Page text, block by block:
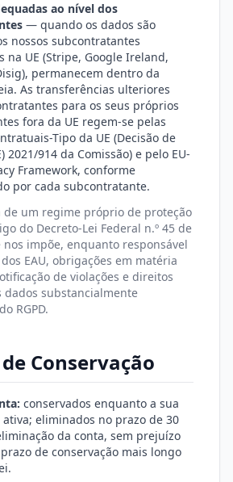
ao nível dos
— quando os dados são
nossos subcontratantes
na UE (Stripe, Google Ireland,
permanecem dentro da
As transferências ulteriores
para os seus próprios
fora da UE regem-se pelas
Tipo da UE (Decisão de
2021/914 da Comissão) e pelo EU-
Framework, conforme
por cada subcontratante.
de um regime próprio de proteção
do Decreto-Lei Federal n.º 45 de
nos impõe, enquanto responsável
EAU, obrigações em matéria
de violações e direitos
dados substancialmente
RGPD.
Conservação
conservados enquanto a sua
eliminados no prazo de 30
da conta, sem prejuízo
de conservação mais longo